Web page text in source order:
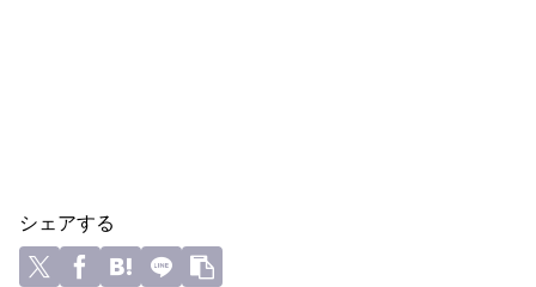
シェアする